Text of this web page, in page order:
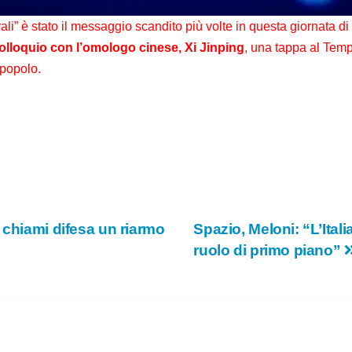
e
o
è stato il messaggio scandito più volte in questa giornata di
con l’omologo cinese, Xi Jinping, una tappa al
Spazio, Meloni:
ruolo di primo piano”
difesa un riarmo